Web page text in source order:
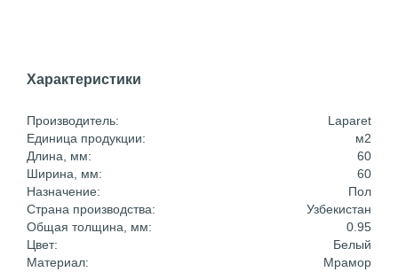
Характеристики
Производитель:
Laparet
Единица продукции:
м2
Длина, мм:
60
Ширина, мм:
60
Назначение:
Пол
Страна производства:
Узбекистан
Общая толщина, мм:
0.95
Цвет:
Белый
Материал:
Мрамор